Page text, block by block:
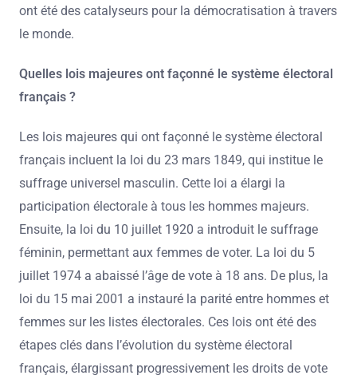
ont été des catalyseurs pour la démocratisation à travers
le monde.
Quelles lois majeures ont façonné le système électoral
français ?
Les lois majeures qui ont façonné le système électoral
français incluent la loi du 23 mars 1849, qui institue le
suffrage universel masculin. Cette loi a élargi la
participation électorale à tous les hommes majeurs.
Ensuite, la loi du 10 juillet 1920 a introduit le suffrage
féminin, permettant aux femmes de voter. La loi du 5
juillet 1974 a abaissé l’âge de vote à 18 ans. De plus, la
loi du 15 mai 2001 a instauré la parité entre hommes et
femmes sur les listes électorales. Ces lois ont été des
étapes clés dans l’évolution du système électoral
français, élargissant progressivement les droits de vote